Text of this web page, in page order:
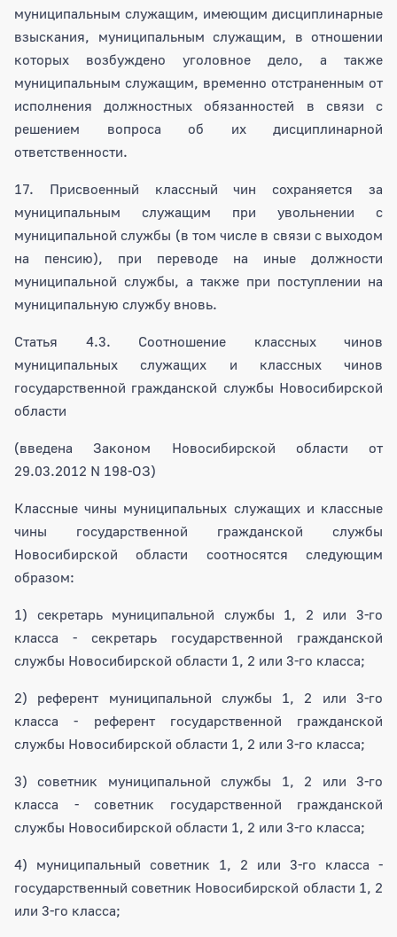
муниципальным служащим, имеющим дисциплинарные
взыскания, муниципальным служащим, в отношении
которых возбуждено уголовное дело, а также
муниципальным служащим, временно отстраненным от
исполнения должностных обязанностей в связи с
решением вопроса об их дисциплинарной
ответственности.
17. Присвоенный классный чин сохраняется за
муниципальным служащим при увольнении с
муниципальной службы (в том числе в связи с выходом
на пенсию), при переводе на иные должности
муниципальной службы, а также при поступлении на
муниципальную службу вновь.
Статья 4.3. Соотношение классных чинов
муниципальных служащих и классных чинов
государственной гражданской службы Новосибирской
области
(введена Законом Новосибирской области от
29.03.2012 N 198-ОЗ)
Классные чины муниципальных служащих и классные
чины государственной гражданской службы
Новосибирской области соотносятся следующим
образом:
1) секретарь муниципальной службы 1, 2 или 3-го
класса - секретарь государственной гражданской
службы Новосибирской области 1, 2 или 3-го класса;
2) референт муниципальной службы 1, 2 или 3-го
класса - референт государственной гражданской
службы Новосибирской области 1, 2 или 3-го класса;
3) советник муниципальной службы 1, 2 или 3-го
класса - советник государственной гражданской
службы Новосибирской области 1, 2 или 3-го класса;
4) муниципальный советник 1, 2 или 3-го класса -
государственный советник Новосибирской области 1, 2
или 3-го класса;